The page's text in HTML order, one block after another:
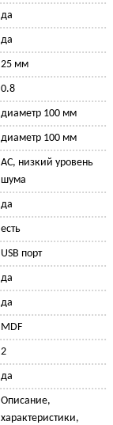
да
да
25 мм
0.8
диаметр 100 мм
диаметр 100 мм
AC, низкий уровень
шума
да
есть
USB порт
да
да
MDF
2
да
Описание,
характеристики,